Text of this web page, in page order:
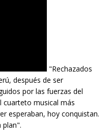
"Rechazados
después de ser
por las fuerzas del
cuarteto musical más
esperaban, hoy conquistan.
plan".